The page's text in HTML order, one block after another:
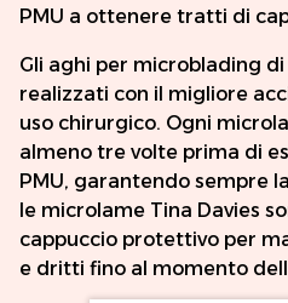
PMU a ottenere tratti di
Gli aghi per microblading di
realizzati con il migliore
uso chirurgico. Ogni
almeno tre volte prima di
PMU, garantendo sempre
le microlame Tina Davies
cappuccio protettivo per
e dritti fino al momento